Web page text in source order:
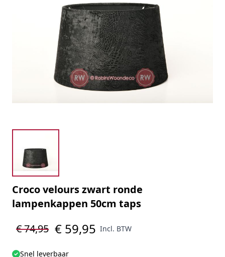
Croco velours zwart ronde
lampenkappen 50cm taps
€ 74,95 € 59,95 Incl. BTW
Snel leverbaar